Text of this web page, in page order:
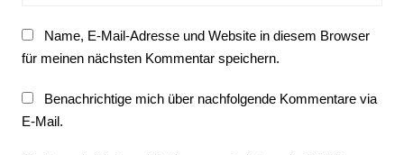
Name, E-Mail-Adresse und Website in diesem Browser
für meinen nächsten Kommentar speichern.
Benachrichtige mich über nachfolgende Kommentare via
E-Mail.